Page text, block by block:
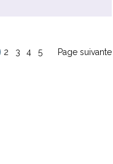
2 3 4 5 Page suivante